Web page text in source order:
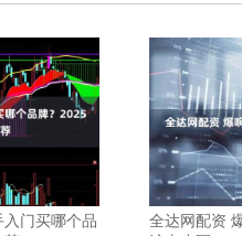
门买哪个品
全达网配资